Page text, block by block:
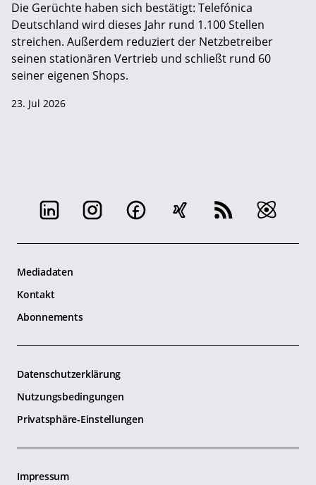
Die Gerüchte haben sich bestätigt: Telefónica
Deutschland wird dieses Jahr rund 1.100 Stellen
streichen. Außerdem reduziert der Netzbetreiber
seinen stationären Vertrieb und schließt rund 60
seiner eigenen Shops.
23. Jul 2026
Mediadaten
Kontakt
Abonnements
Datenschutzerklärung
Nutzungsbedingungen
Privatsphäre-Einstellungen
Impressum